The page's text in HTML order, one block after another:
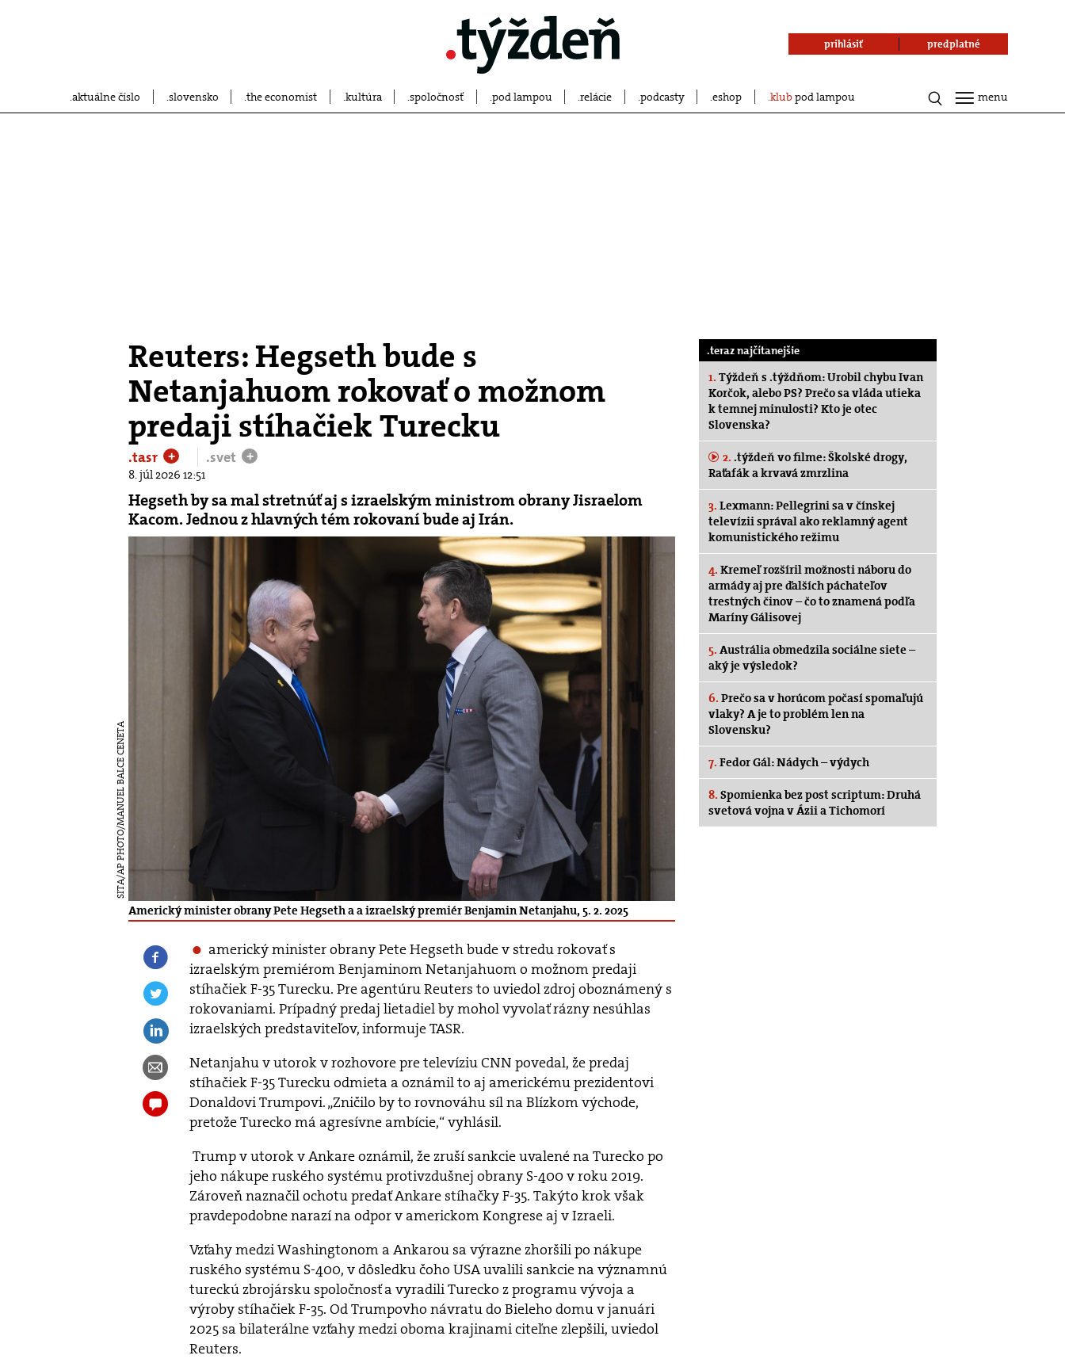
aktuálne číslo slovensko the economist kultúra spoločnosť pod lampou relácie podcasty eshop klubpod lampou
prihlásiť predplatné
menu
Reuters: Hegseth bude s
Netanjahuom rokovať o možnom
predaji stíhačiek Turecku
.tasr + .svet +
8. júl 2026 12:51
Hegseth by sa mal stretnúť aj s izraelským ministrom obrany Jisraelom
Kacom. Jednou z hlavných tém rokovaní bude aj Irán.
SITA/AP PHOTO/MANUEL BALCE CENETA
Americký minister obrany Pete Hegseth a a izraelský premiér Benjamin Netanjahu, 5. 2. 2025
americký minister obrany Pete Hegseth bude v stredu rokovať s
izraelským premiérom Benjaminom Netanjahuom o možnom predaji
stíhačiek F-35 Turecku. Pre agentúru Reuters to uviedol zdroj oboznámený s
rokovaniami. Prípadný predaj lietadiel by mohol vyvolať rázny nesúhlas
izraelských predstaviteľov, informuje TASR.
Netanjahu v utorok v rozhovore pre televíziu CNN povedal, že predaj
stíhačiek F-35 Turecku odmieta a oznámil to aj americkému prezidentovi
Donaldovi Trumpovi. „Zničilo by to rovnováhu síl na Blízkom východe,
pretože Turecko má agresívne ambície,“ vyhlásil.
Trump v utorok v Ankare oznámil, že zruší sankcie uvalené na Turecko po
jeho nákupe ruského systému protivzdušnej obrany S-400 v roku 2019.
Zároveň naznačil ochotu predať Ankare stíhačky F-35. Takýto krok však
pravdepodobne narazí na odpor v americkom Kongrese aj v Izraeli.
Vzťahy medzi Washingtonom a Ankarou sa výrazne zhoršili po nákupe
ruského systému S-400, v dôsledku čoho USA uvalili sankcie na významnú
tureckú zbrojársku spoločnosť a vyradili Turecko z programu vývoja a
výroby stíhačiek F-35. Od Trumpovho návratu do Bieleho domu v januári
2025 sa bilaterálne vzťahy medzi oboma krajinami citeľne zlepšili, uviedol
Reuters.
.teraz najčítanejšie
1. Týždeň s .týždňom: Urobil chybu Ivan
Korčok, alebo PS? Prečo sa vláda utieka
k temnej minulosti? Kto je otec
Slovenska?
2. .týždeň vo filme: Školské drogy,
Raťafák a krvavá zmrzlina
3. Lexmann: Pellegrini sa v čínskej
televízii správal ako reklamný agent
komunistického režimu
4. Kremeľ rozšíril možnosti náboru do
armády aj pre ďalších páchateľov
trestných činov – čo to znamená podľa
Maríny Gálisovej
5. Austrália obmedzila sociálne siete –
aký je výsledok?
6. Prečo sa v horúcom počasí spomaľujú
vlaky? A je to problém len na
Slovensku?
7. Fedor Gál: Nádych – výdych
8. Spomienka bez post scriptum: Druhá
svetová vojna v Ázii a Tichomorí